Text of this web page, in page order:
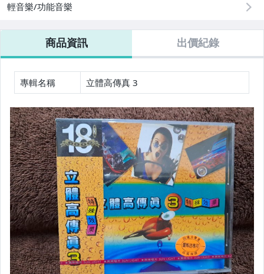
輕音樂/功能音樂
商品資訊 出價紀錄
專輯名稱 立體高傳真 3